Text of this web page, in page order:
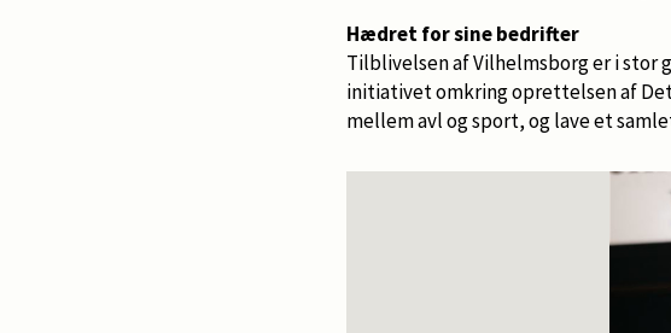
Hædret for sine bedrifter
Tilblivelsen af Vilhelmsborg er i stor
initiativet omkring oprettelsen af
mellem avl og sport, og lave et